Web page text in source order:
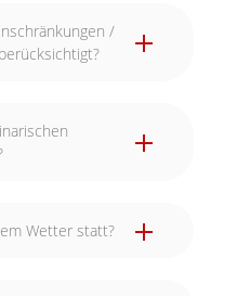
/
Wetter statt?